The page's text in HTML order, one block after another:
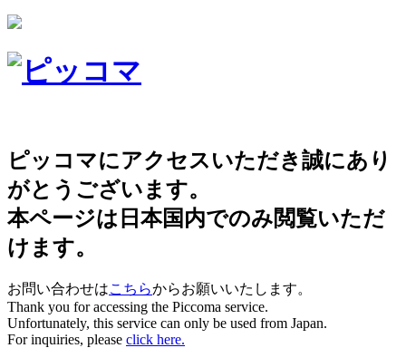
ピッコマにアクセスいただき誠にあり
がとうございます。
本ページは日本国内でのみ閲覧いただ
けます。
お問い合わせはこちらからお願いいたします。
Thank you for accessing the Piccoma service.
Unfortunately, this service can only be used from Japan.
For inquiries, please click here.